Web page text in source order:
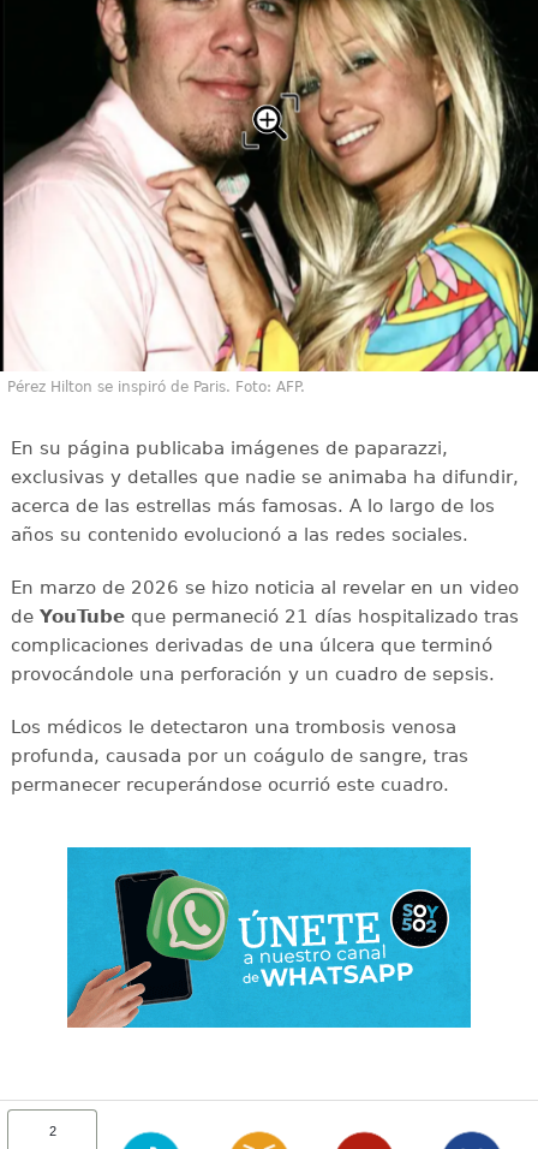
Pérez Hilton se inspiró de Paris. Foto: AFP.
En su página publicaba imágenes de paparazzi,
exclusivas y detalles que nadie se animaba ha difundir,
acerca de las estrellas más famosas. A lo largo de los
años su contenido evolucionó a las redes sociales.
En marzo de 2026 se hizo noticia al revelar en un video
deYouTubeque permaneció 21 días hospitalizado tras
complicaciones derivadas de una úlcera que terminó
provocándole una perforación y un cuadro de sepsis.
Los médicos le detectaron una trombosis venosa
profunda, causada por un coágulo de sangre, tras
permanecer recuperándose ocurrió este cuadro.
2